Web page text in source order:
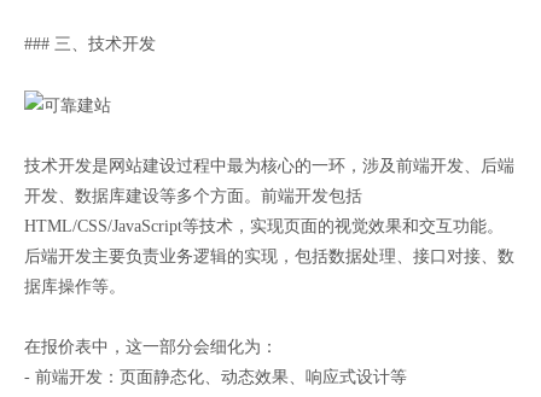
### 三、技术开发
技术开发是网站建设过程中最为核心的一环，涉及前端开发、后端
开发、数据库建设等多个方面。前端开发包括
HTML/CSS/JavaScript等技术，实现页面的视觉效果和交互功能。
后端开发主要负责业务逻辑的实现，包括数据处理、接口对接、数
据库操作等。
在报价表中，这一部分会细化为：
- 前端开发：页面静态化、动态效果、响应式设计等